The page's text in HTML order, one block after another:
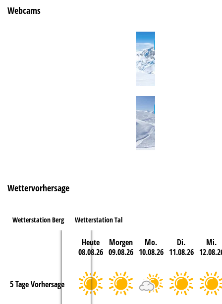
Webcams
Wettervorhersage
Wetterstation Berg Wetterstation Tal
Heute
08.08.26
Morgen
09.08.26
Mo.
10.08.26
Di.
11.08.26
Mi.
5 Tage Vorhersage